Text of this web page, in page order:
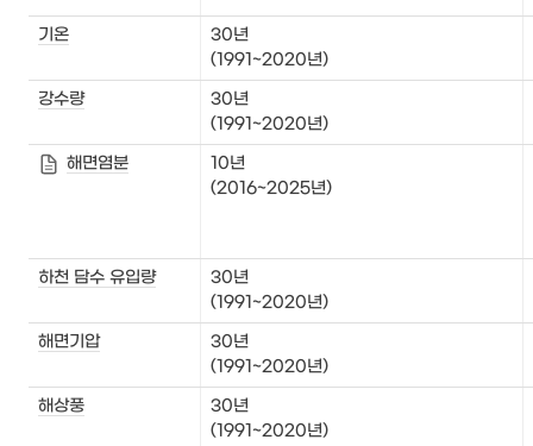
기온
30년
(1991~2020년)
강수량
30년
(1991~2020년)
해면염분
10년
(2016~2025년)
하천 담수 유입량
30년
(1991~2020년)
해면기압
30년
(1991~2020년)
해상풍
30년
(1991~2020년)